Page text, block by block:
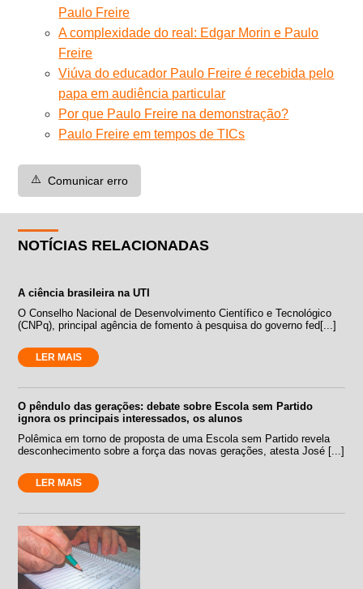
Paulo Freire
A complexidade do real: Edgar Morin e Paulo
Freire
Viúva do educador Paulo Freire é recebida pelo
papa em audiência particular
Por que Paulo Freire na demonstração?
Paulo Freire em tempos de TICs
⚠️ Comunicar erro
NOTÍCIAS RELACIONADAS
A ciência brasileira na UTI
O Conselho Nacional de Desenvolvimento Científico e Tecnológico
(CNPq), principal agência de fomento à pesquisa do governo fed[...]
LER MAIS
O pêndulo das gerações: debate sobre Escola sem Partido
ignora os principais interessados, os alunos
Polêmica em torno de proposta de uma Escola sem Partido revela
desconhecimento sobre a força das novas gerações, atesta José [...]
LER MAIS